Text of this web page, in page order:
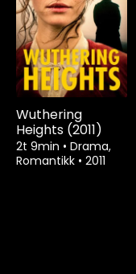
Wuthering
Heights (2011)
2t 9min • Drama,
Romantikk • 2011